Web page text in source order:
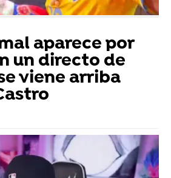
aparece por
un directo de
viene arriba